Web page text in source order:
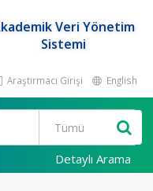
Veri Yönetim
Sistemi
Araştırmacı Girişi English
Detaylı Arama